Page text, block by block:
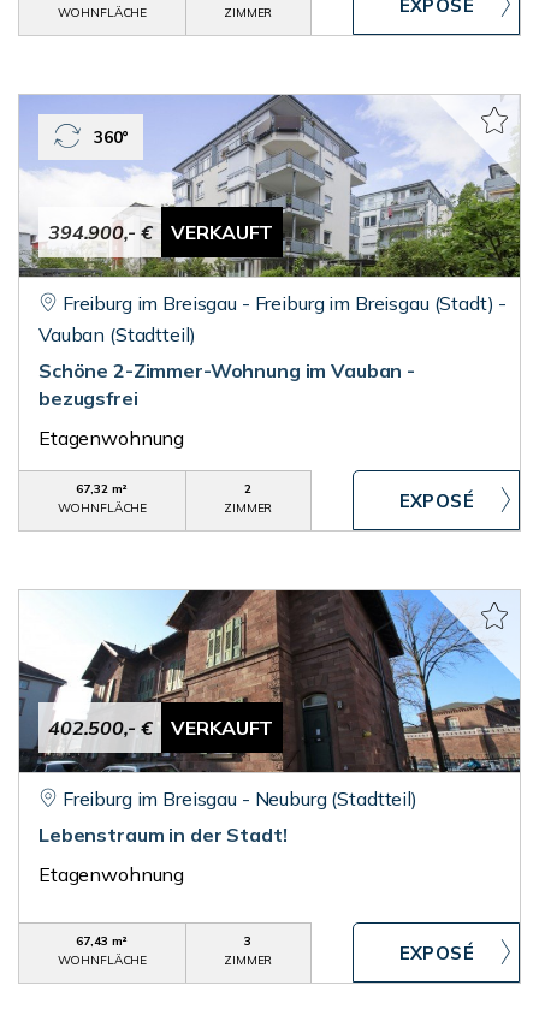
WOHNFLÄCHE
ZIMMER
394.900,- € VERKAUFT
360°
Freiburg im Breisgau - Freiburg im Breisgau (Stadt) -
Vauban (Stadtteil)
Schöne 2-Zimmer-Wohnung im Vauban -
bezugsfrei
Etagenwohnung
67,32 m²
WOHNFLÄCHE
2
ZIMMER
402.500,- € VERKAUFT
Freiburg im Breisgau - Neuburg (Stadtteil)
Lebenstraum in der Stadt!
Etagenwohnung
67,43 m²
WOHNFLÄCHE
3
ZIMMER